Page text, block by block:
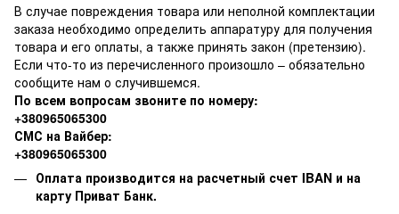
В случае повреждения товара или неполной комплектации
заказа необходимо определить аппаратуру для получения
товара и его оплаты, а также принять закон (претензию).
Если что-то из перечисленного произошло – обязательно
сообщите нам о случившемся.
По всем вопросам звоните по номеру:
+380965065300
СМС на Вайбер:
+380965065300
Оплата производится на расчетный счет IBAN и на
карту Приват Банк.